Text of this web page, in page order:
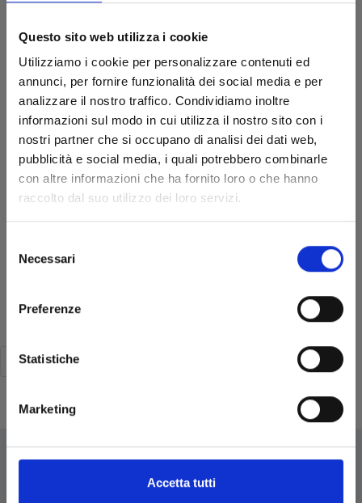
Questo sito web utilizza i cookie
Utilizziamo i cookie per personalizzare contenuti ed
annunci, per fornire funzionalità dei social media e per
analizzare il nostro traffico. Condividiamo inoltre
informazioni sul modo in cui utilizza il nostro sito con i
nostri partner che si occupano di analisi dei dati web,
pubblicità e social media, i quali potrebbero combinarle
con altre informazioni che ha fornito loro o che hanno
raccolto dal suo utilizzo dei loro servizi.
delNecessari
Preferenze
Statistiche
Marketing
Accetta tutti
GACHIAKUTA n. 1
LIMITED EDITION EXCLUSIVE TRASH BOX - CON 1 PORTACHIAVI E 4 LAMINCARD
1